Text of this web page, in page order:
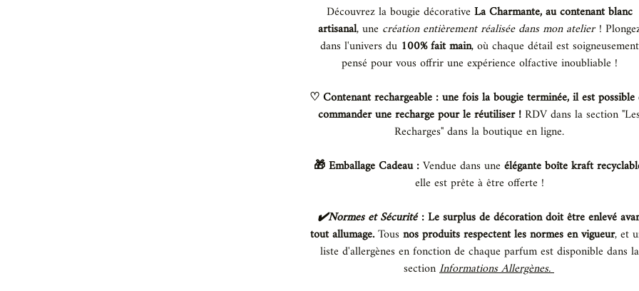
Découvrez la bougie décorativeLa Charmante, au contenant blanc
artisanal, une création entièrement réalisée dans mon atelier!
dans l'univers du 100% fait main, où chaque détail est soigneusement
pensé pour vous offrir une expérience olfactive inoubliable !
♡ Contenant rechargeable : une fois la bougie terminée, il est possible
commander une recharge pour le réutiliser !RDV dans la section "Les
Recharges" dans la boutique en ligne.
🎁 Emballage Cadeau :Vendue dans uneélégante boîte kraft
elle est prête à être offerte !
✔️Normes et Sécurité:Le surplus de décoration doit être enlevé
tout allumage.Tousnos produits respectent les normes en vigueur, et
liste d'allergènes en fonction de chaque parfum est disponible dans la
sectionInformations Allergènes.